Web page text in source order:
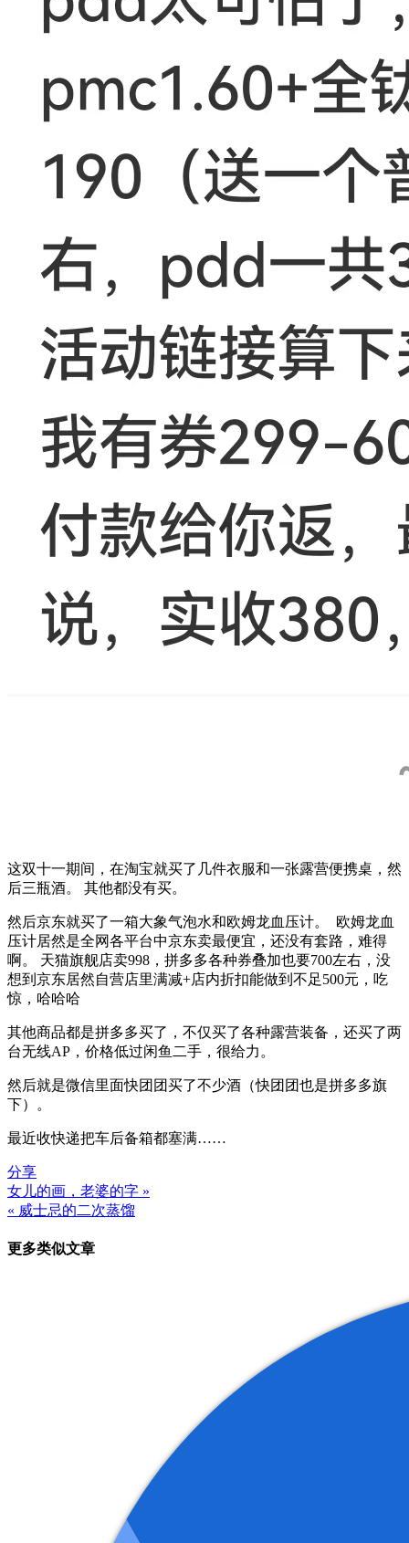
这双十一期间，在淘宝就买了几件衣服和一张露营便携桌，然
后三瓶酒。 其他都没有买。
然后京东就买了一箱大象气泡水和欧姆龙血压计。 欧姆龙血
压计居然是全网各平台中京东卖最便宜，还没有套路，难得
啊。 天猫旗舰店卖998，拼多多各种券叠加也要700左右，没
想到京东居然自营店里满减+店内折扣能做到不足500元，吃
惊，哈哈哈
其他商品都是拼多多买了，不仅买了各种露营装备，还买了两
台无线AP，价格低过闲鱼二手，很给力。
然后就是微信里面快团团买了不少酒（快团团也是拼多多旗
下）。
最近收快递把车后备箱都塞满……
分享
文
章
导
女儿的画，老婆的字 »
« 威士忌的二次蒸馏
更多类似文章